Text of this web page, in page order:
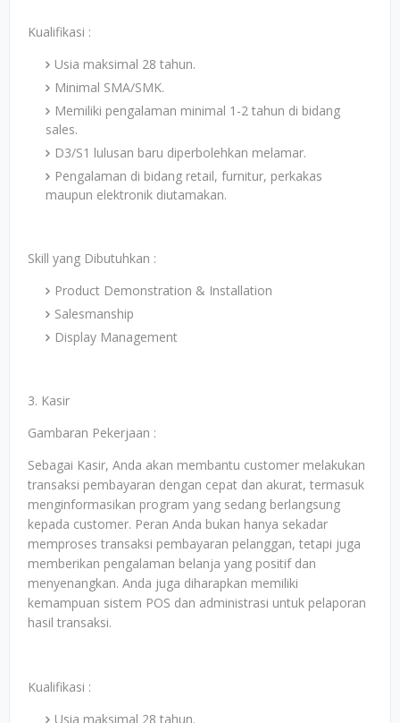
Kualifikasi :
Usia maksimal 28 tahun.
Minimal SMA/SMK.
Memiliki pengalaman minimal 1-2 tahun di bidang
sales.
D3/S1 lulusan baru diperbolehkan melamar.
Pengalaman di bidang retail, furnitur, perkakas
maupun elektronik diutamakan.
Skill yang Dibutuhkan :
Product Demonstration & Installation
Salesmanship
Display Management
3. Kasir
Gambaran Pekerjaan :
Sebagai Kasir, Anda akan membantu customer melakukan
transaksi pembayaran dengan cepat dan akurat, termasuk
menginformasikan program yang sedang berlangsung
kepada customer. Peran Anda bukan hanya sekadar
memproses transaksi pembayaran pelanggan, tetapi juga
memberikan pengalaman belanja yang positif dan
menyenangkan. Anda juga diharapkan memiliki
kemampuan sistem POS dan administrasi untuk pelaporan
hasil transaksi.
Kualifikasi :
Usia maksimal 28 tahun.